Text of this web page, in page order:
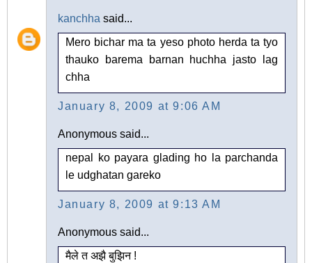
kanchha said...
Mero bichar ma ta yeso photo herda ta tyo
thauko barema barnan huchha jasto lag
chha
January 8, 2009 at 9:06 AM
Anonymous said...
nepal ko payara glading ho la parchanda
le udghatan gareko
January 8, 2009 at 9:13 AM
Anonymous said...
मैले त अझै बुझिन !